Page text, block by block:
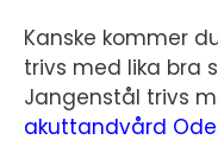
Kanske kommer
trivs med lika bra
Jangenstål trivs
akuttandvård